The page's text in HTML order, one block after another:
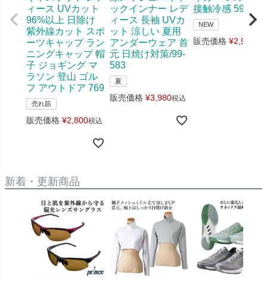
ィース UVカット
96%以上 日除け
紫外線カット スポ
ーツキャップ ラン
ニングキャップ 帽
子 ジョギング マ
ラソン 登山 ゴル
フ アウトドア 769
売れ筋
販売価格 ¥2,800税込
ックインナー レデ
ィース 長袖 UVカ
ット 涼しい 夏用
アンダーウェア 首
元 日焼け対策/99-
583
夏
販売価格 ¥3,980税込
接触冷感 598
NEW
販売価格 ¥2,970
新着・更新商品